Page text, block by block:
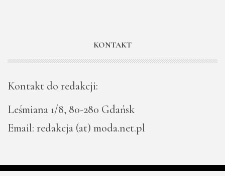
KONTAKT
Kontakt do redakcji:
Leśmiana 1/8, 80-280 Gdańsk
Email: redakcja (at) moda.net.pl